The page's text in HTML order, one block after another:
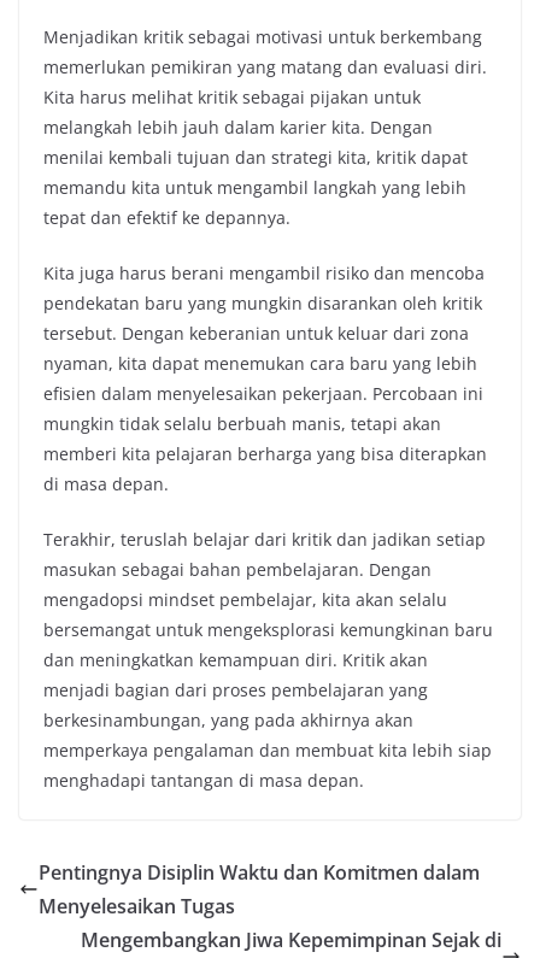
Menjadikan kritik sebagai motivasi untuk berkembang
memerlukan pemikiran yang matang dan evaluasi diri.
Kita harus melihat kritik sebagai pijakan untuk
melangkah lebih jauh dalam karier kita. Dengan
menilai kembali tujuan dan strategi kita, kritik dapat
memandu kita untuk mengambil langkah yang lebih
tepat dan efektif ke depannya.
Kita juga harus berani mengambil risiko dan mencoba
pendekatan baru yang mungkin disarankan oleh kritik
tersebut. Dengan keberanian untuk keluar dari zona
nyaman, kita dapat menemukan cara baru yang lebih
efisien dalam menyelesaikan pekerjaan. Percobaan ini
mungkin tidak selalu berbuah manis, tetapi akan
memberi kita pelajaran berharga yang bisa diterapkan
di masa depan.
Terakhir, teruslah belajar dari kritik dan jadikan setiap
masukan sebagai bahan pembelajaran. Dengan
mengadopsi mindset pembelajar, kita akan selalu
bersemangat untuk mengeksplorasi kemungkinan baru
dan meningkatkan kemampuan diri. Kritik akan
menjadi bagian dari proses pembelajaran yang
berkesinambungan, yang pada akhirnya akan
memperkaya pengalaman dan membuat kita lebih siap
menghadapi tantangan di masa depan.
Pentingnya Disiplin Waktu dan Komitmen dalam
Menyelesaikan Tugas
Mengembangkan Jiwa Kepemimpinan Sejak di